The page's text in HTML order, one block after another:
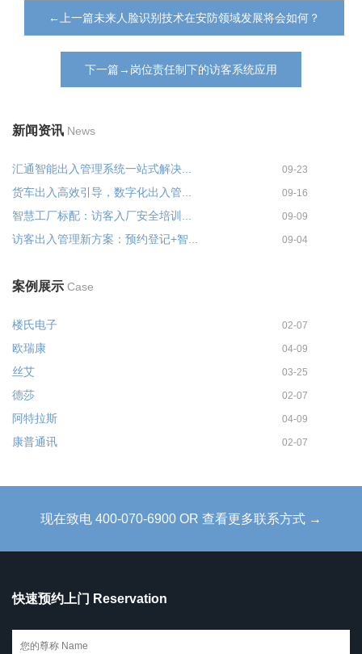
←上一篇未来人脸识别技术在安防领域发展将会如何？
下一篇→岗位责任制下的访客系统应用
新闻资讯 News
汇通智能出入管理系统一站式解决... 09-23
货车出入高效引导，数字化出入管... 09-16
智慧工厂标配：访客入厂安全培训... 09-09
访客出入管理新方案：预约登记+智... 09-04
案例展示 Case
楼氏电子 02-07
欧瑞康 04-09
丝艾 03-25
德莎 02-07
阿特拉斯 04-09
康普通讯 02-07
现在致电 400-070-6900 OR 查看更多联系方式 →
快速预约上门 Reservation